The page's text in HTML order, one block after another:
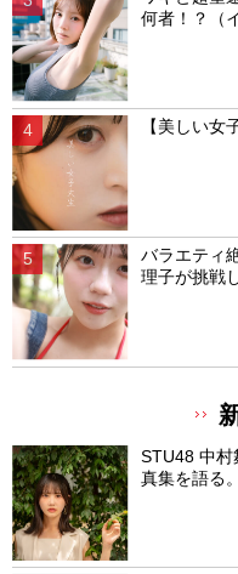
何者！？（
【美しい女
バラエティ
理子が挑戦
STU48 中村
真集を語る。